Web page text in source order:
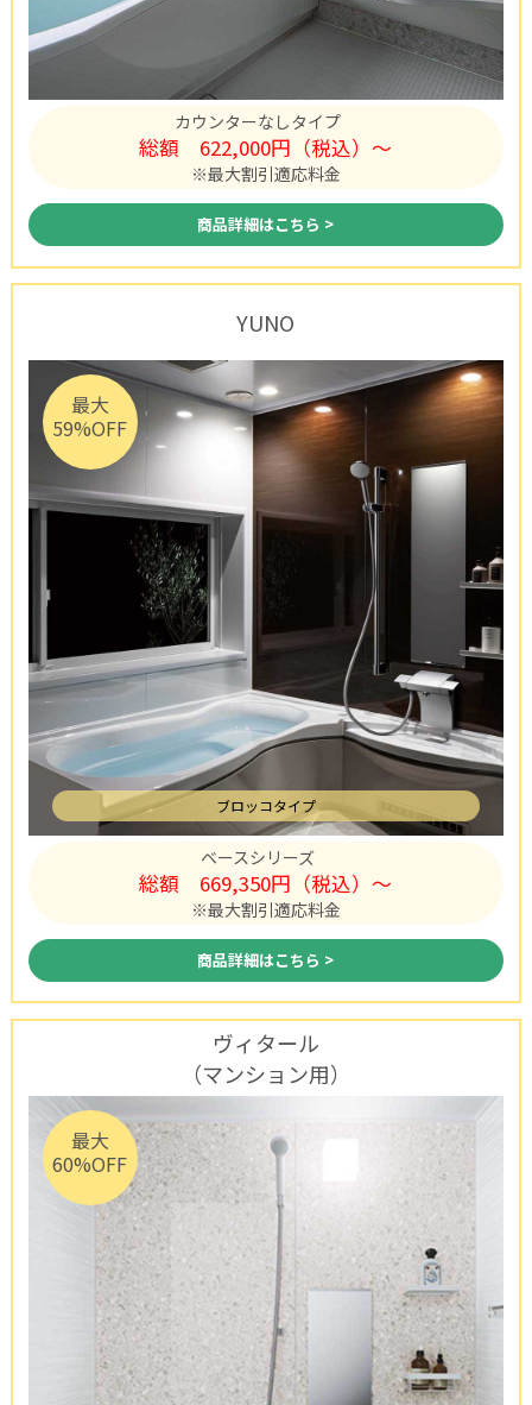
カウンターなしタイプ
総額 622,000円（税込）〜
※最大割引適応料金
商品詳細はこちら >
YUNO
最大
59%OFF
ブロッコタイプ
ベースシリーズ
総額 669,350円（税込）〜
※最大割引適応料金
商品詳細はこちら >
ヴィタール
（マンション用）
最大
60%OFF